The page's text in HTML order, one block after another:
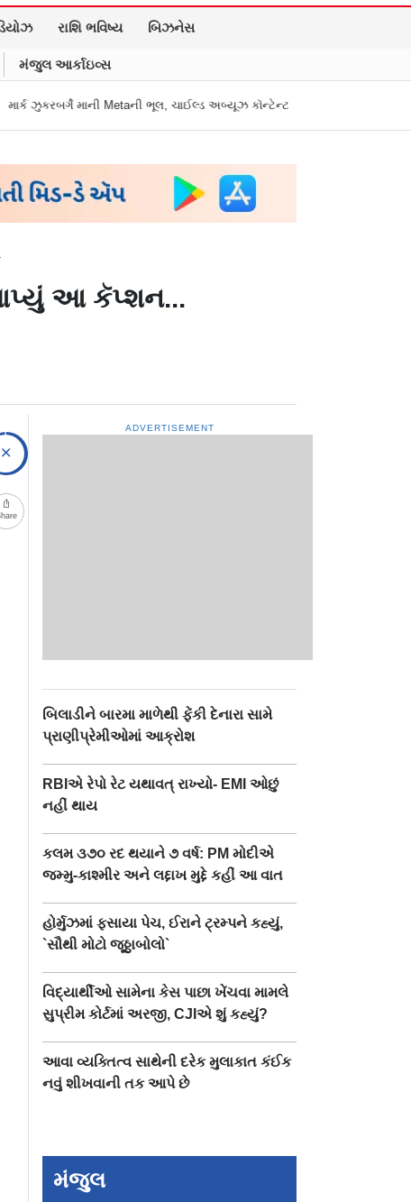
રાશિ ભવિષ્ય બિઝનેસ
મંજુલ આર્કાઇવ્સ
Metaની ભૂલ, ચાઈલ્ડ અબ્યૂઝ કૉન્ટેન્ટ અને ડીપફેક પર માગી માફી
આ કૅપ્શન...
ADVERTISEMENT
બિલાડીને બારમા માળેથી ફેંકી દેનારા સામે
પ્રાણીપ્રેમીઓમાં આક્રોશ
RBIએ રેપો રેટ યથાવત્ રાખ્યો- EMI ઓછું
નહીં થાય
કલમ ૩૭૦ રદ થયાને ૭ વર્ષ: PM મોદીએ
જમ્મુ-કાશ્મીર અને લદ્દાખ મુદ્દે કહીં આ વાત
હોર્મુઝમાં ફસાયા પેચ, ઈરાને ટ્રમ્પને કહ્યું,
`સૌથી મોટો જૂઠ્ઠાબોલો`
વિદ્યાર્થીઓ સામેના કેસ પાછા ખેંચવા મામલે
સુપ્રીમ કોર્ટમાં અરજી, CJIએ શું કહ્યું?
આવા વ્યક્તિત્વ સાથેની દરેક મુલાકાત કંઈક
નવું શીખવાની તક આપે છે
મંજુલ